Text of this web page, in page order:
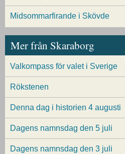
Midsommarfirande i Skövde
Mer från Skaraborg
Valkompass för valet i Sverige
Rökstenen
Denna dag i historien 4 augusti
Dagens namnsdag den 5 juli
Dagens namnsdag den 3 juli